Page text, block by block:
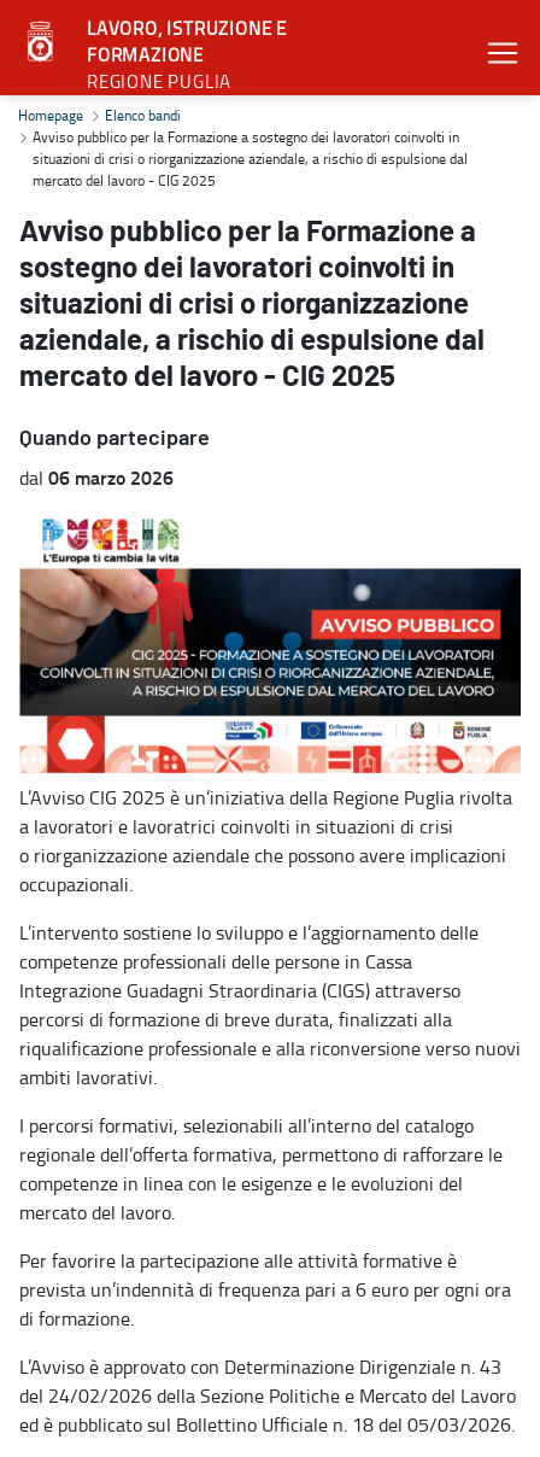
LAVORO, ISTRUZIONE E
FORMAZIONE
REGIONE PUGLIA
Avviso pubblico per la Formazione a sostegno dei lavoratori
Homepage
Elenco bandi
Avviso pubblico per la Formazione a sostegno dei lavoratori coinvolti in
situazioni di crisi o riorganizzazione aziendale, a rischio di espulsione dal
mercato del lavoro - CIG 2025
Avviso pubblico per la Formazione a
sostegno dei lavoratori coinvolti in
situazioni di crisi o riorganizzazione
aziendale, a rischio di espulsione dal
mercato del lavoro - CIG 2025
Quando partecipare
dal 06 marzo 2026
L’Avviso CIG 2025 è un’iniziativa della Regione Puglia rivolta
a lavoratori e lavoratrici coinvolti in situazioni di crisi
o riorganizzazione aziendale che possono avere implicazioni
occupazionali.
L’intervento sostiene lo sviluppo e l’aggiornamento delle
competenze professionali delle persone in Cassa
Integrazione Guadagni Straordinaria (CIGS) attraverso
percorsi di formazione di breve durata, finalizzati alla
riqualificazione professionale e alla riconversione verso nuovi
ambiti lavorativi.
I percorsi formativi, selezionabili all’interno del catalogo
regionale dell’offerta formativa, permettono di rafforzare le
competenze in linea con le esigenze e le evoluzioni del
mercato del lavoro.
Per favorire la partecipazione alle attività formative è
prevista un’indennità di frequenza pari a 6 euro per ogni ora
di formazione.
L’Avviso è approvato con Determinazione Dirigenziale n. 43
del 24/02/2026 della Sezione Politiche e Mercato del Lavoro
ed è pubblicato sul Bollettino Ufficiale n. 18 del 05/03/2026.